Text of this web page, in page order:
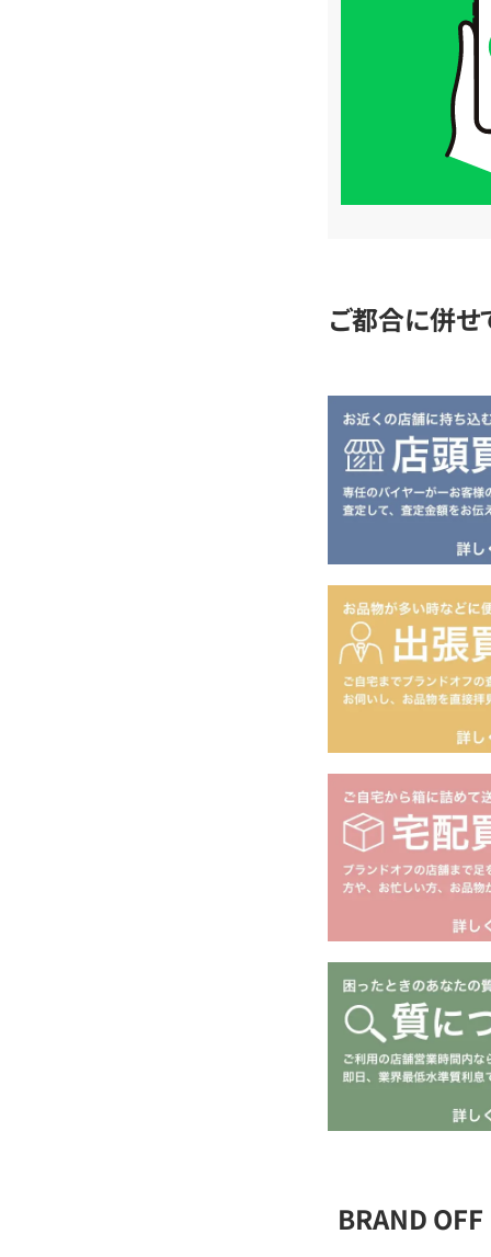
ご都合に併せ
BRAND